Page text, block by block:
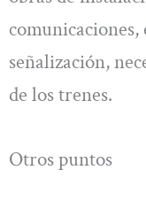
señalización,
de los trenes.
Otros puntos